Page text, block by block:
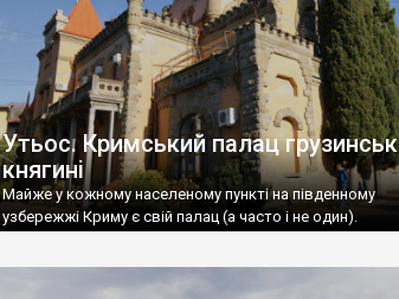
Утьос. Кримський палац
княгині
Майже у кожному населеному пункті на південному
узбережжі Криму є свій палац (а часто і не один).